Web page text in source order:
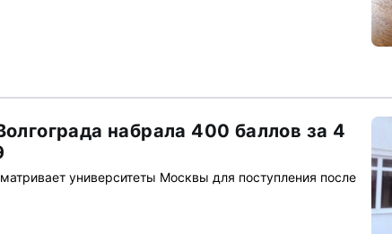
набрала 400 баллов за 4
университеты Москвы для поступления после